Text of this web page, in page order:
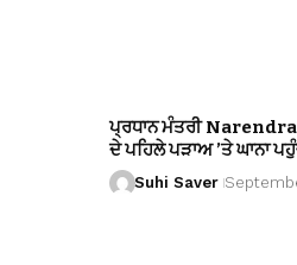
ਪ੍ਰਧਾਨ ਮੰਤਰੀ
ਦੇ ਪਹਿਲੇ ਪੜਾਅ ’ਤੇ ਘਾਨਾ
Suhi Saver